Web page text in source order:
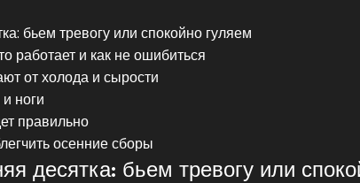
бьем тревогу или спокойно гуляем
работает и как не ошибиться
от холода и сырости
ноги
правильно
осенние сборы
десятка: бьем тревогу или